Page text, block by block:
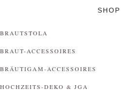
SHOP
BRAUTSTOLA
BRAUT-ACCESSOIRES
BRÄUTIGAM-ACCESSOIRES
HOCHZEITS-DEKO & JGA